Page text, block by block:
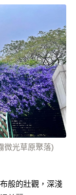
微光草原聚落)
般的壯觀，深淺